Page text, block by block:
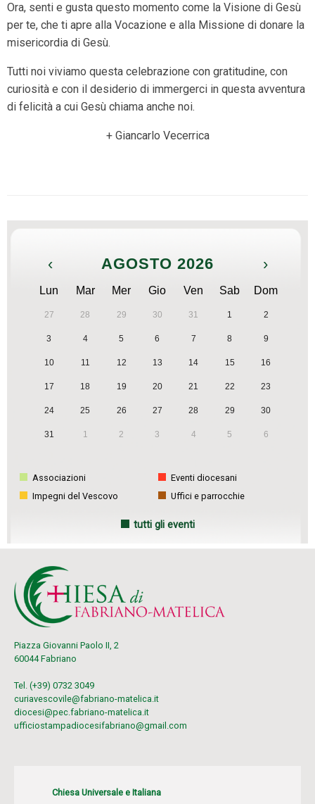
Ora, senti e gusta questo momento come la Visione di Gesù
per te, che ti apre alla Vocazione e alla Missione di donare la
misericordia di Gesù.
Tutti noi viviamo questa celebrazione con gratitudine, con
curiosità e con il desiderio di immergerci in questa avventura
di felicità a cui Gesù chiama anche noi.
+ Giancarlo Vecerrica
‹ AGOSTO 2026 ›
Lun Mar Mer Gio Ven Sab Dom
27 28 29 30 31 1 2
3 4 5 6 7 8 9
10 11 12 13 14 15 16
17 18 19 20 21 22 23
24 25 26 27 28 29 30
31 1 2 3 4 5 6
Associazioni
Eventi diocesani
Impegni del Vescovo
Uffici e parrocchie
tutti gli eventi
Piazza Giovanni Paolo II, 2
60044 Fabriano
Tel. (+39) 0732 3049
curiavescovile@fabriano-matelica.it
diocesi@pec.fabriano-matelica.it
ufficiostampadiocesifabriano@gmail.com
Chiesa Universale e Italiana